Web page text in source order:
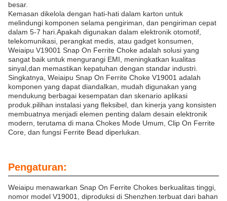
besar.
Kemasan dikelola dengan hati-hati dalam karton untuk
melindungi komponen selama pengiriman, dan pengiriman cepat
dalam 5-7 hari.Apakah digunakan dalam elektronik otomotif,
telekomunikasi, perangkat medis, atau gadget konsumen,
Weiaipu V19001 Snap On Ferrite Choke adalah solusi yang
sangat baik untuk mengurangi EMI, meningkatkan kualitas
sinyal,dan memastikan kepatuhan dengan standar industri.
Singkatnya, Weiaipu Snap On Ferrite Choke V19001 adalah
komponen yang dapat diandalkan, mudah digunakan yang
mendukung berbagai kesempatan dan skenario aplikasi
produk.pilihan instalasi yang fleksibel, dan kinerja yang konsisten
membuatnya menjadi elemen penting dalam desain elektronik
modern, terutama di mana Chokes Mode Umum, Clip On Ferrite
Core, dan fungsi Ferrite Bead diperlukan.
Pengaturan:
Weiaipu menawarkan Snap On Ferrite Chokes berkualitas tinggi,
nomor model V19001, diproduksi di Shenzhen.terbuat dari bahan